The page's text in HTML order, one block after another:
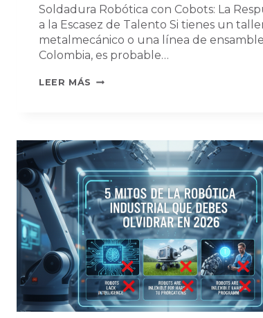
Soldadura Robótica con Cobots: La
a la Escasez de Talento Si tienes un
metalmecánico o una línea de
Colombia, es probable…
LEER MÁS SOLDADURA
SOLUCIÓN
A
LA
FALTA
DE
SOLDADORES
EN
2026